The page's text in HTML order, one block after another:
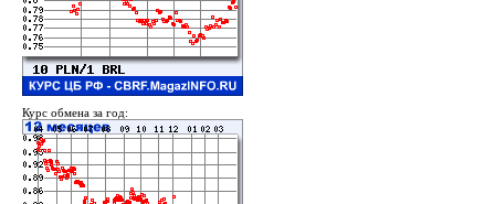
Курс обмена за год: